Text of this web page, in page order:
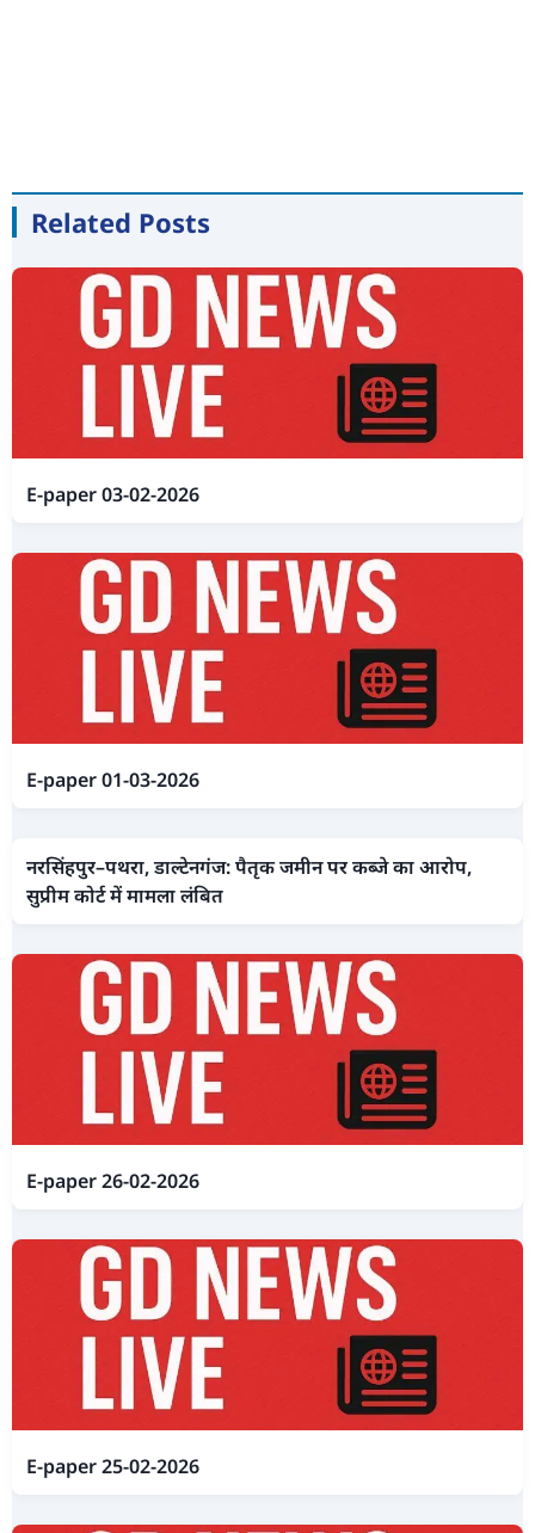
Related Posts
E-paper 03-02-2026
E-paper 01-03-2026
नरसिंहपुर–पथरा, डाल्टेनगंज: पैतृक जमीन पर कब्जे का आरोप,
सुप्रीम कोर्ट में मामला लंबित
E-paper 26-02-2026
E-paper 25-02-2026